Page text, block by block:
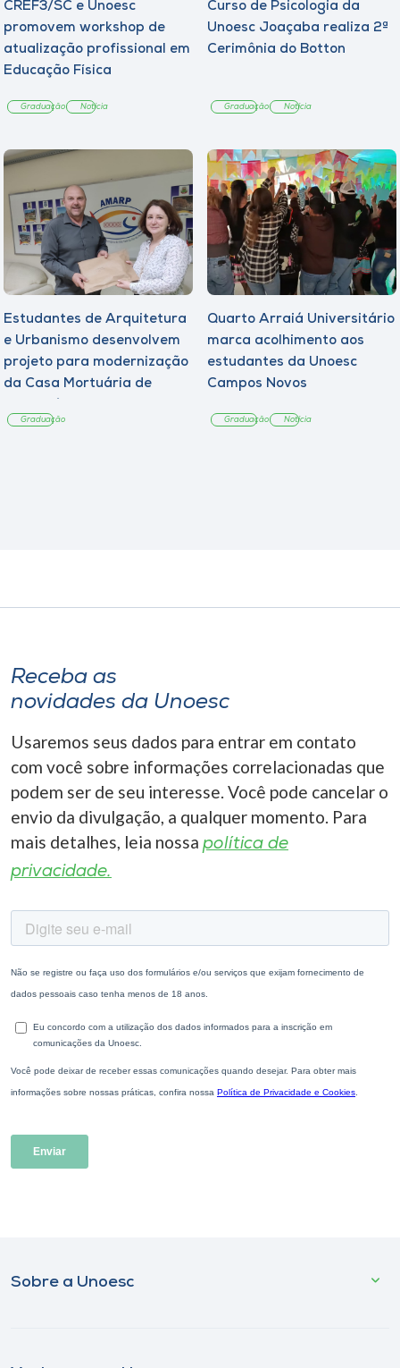
CREF3/SC e Unoesc
promovem workshop de
atualização profissional em
Educação Física
Graduação Notícia
Curso de Psicologia da
Unoesc Joaçaba realiza 2ª
Cerimônia do Botton
Graduação Notícia
Estudantes de Arquitetura
e Urbanismo desenvolvem
projeto para modernização
da Casa Mortuária de
Graduação
Quarto Arraiá Universitário
marca acolhimento aos
estudantes da Unoesc
Campos Novos
Graduação Notícia
Receba as
novidades da Unoesc
Usaremos seus dados para entrar em contato
com você sobre informações correlacionadas que
podem ser de seu interesse. Você pode cancelar o
envio da divulgação, a qualquer momento. Para
mais detalhes, leia nossa política de
privacidade.
Sobre a Unoesc